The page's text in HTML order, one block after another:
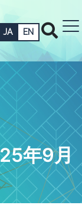
JA EN
年9月